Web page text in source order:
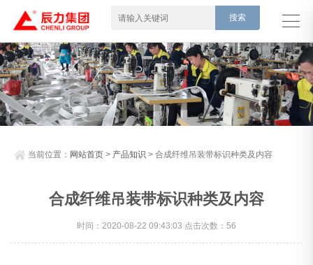
当前位置： 网站首页 > 产品知识 > 合成纤维吊装带标识种类及内容
合成纤维吊装带标识种类及内容
时间：2020-08-22 09:43:03 点击次数：56